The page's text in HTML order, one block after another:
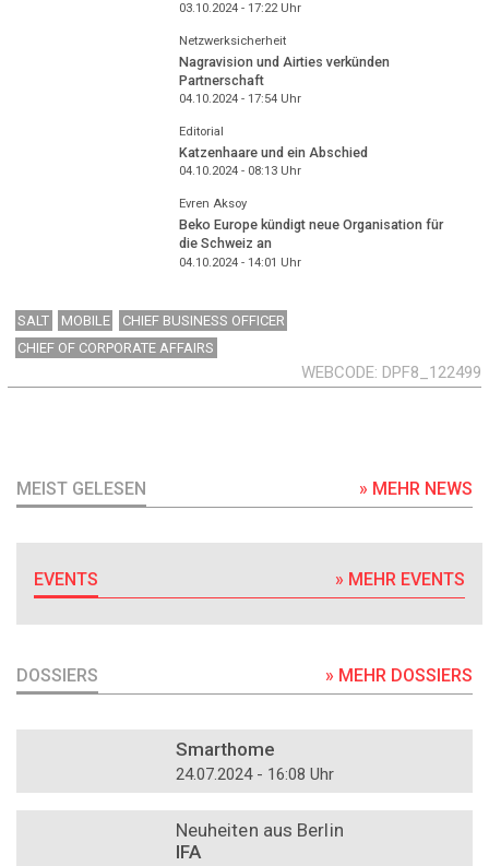
03.10.2024 - 17:22Uhr
Netzwerksicherheit
Nagravision und Airties verkünden
Partnerschaft
04.10.2024 - 17:54Uhr
Editorial
Katzenhaare und ein Abschied
04.10.2024 - 08:13Uhr
Evren Aksoy
Beko Europe kündigt neue Organisation für
die Schweiz an
04.10.2024 - 14:01 Uhr
SALT MOBILE
CHIEF BUSINESS OFFICER
CHIEF OF CORPORATE AFFAIRS
WEBCODE DPF8_122499
MEIST GELESEN » MEHR NEWS
EVENTS » MEHR EVENTS
DOSSIERS » MEHR DOSSIERS
Smarthome
24.07.2024 - 16:08 Uhr
Neuheiten aus Berlin
IFA